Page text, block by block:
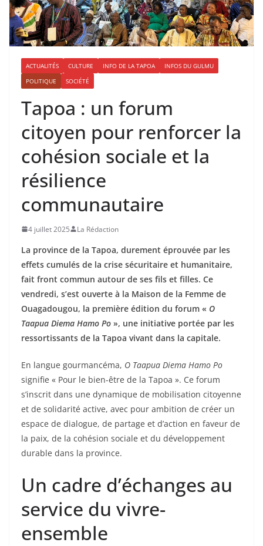
ACTUALITÉS CULTURE INFO DE LA TAPOA
INFOS DU GULMU
POLITIQUE
SOCIÉTÉ
Tapoa : un forum
citoyen pour renforcer la
cohésion sociale et la
résilience
communautaire
4 juillet 2025 La Rédaction
La province de la Tapoa, durement éprouvée par les
effets cumulés de la crise sécuritaire et humanitaire,
fait front commun autour de ses fils et filles. Ce
vendredi, s’est ouverte à la Maison de la Femme de
Ouagadougou, la première édition du forum « O
Taapua Diema Hamo Po », une initiative portée par les
ressortissants de la Tapoa vivant dans la capitale.
En langue gourmancéma, O Taapua Diema Hamo Po
signifie « Pour le bien-être de la Tapoa ». Ce forum
s’inscrit dans une dynamique de mobilisation citoyenne
et de solidarité active, avec pour ambition de créer un
espace de dialogue, de partage et d’action en faveur de
la paix, de la cohésion sociale et du développement
durable dans la province.
Un cadre d’échanges au
service du vivre-
ensemble